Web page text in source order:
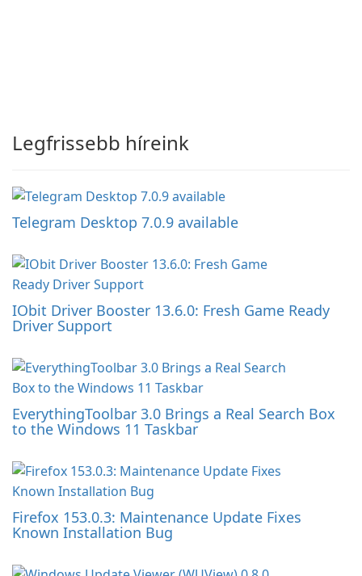
Legfrissebb híreink
Telegram Desktop 7.0.9 available
IObit Driver Booster 13.6.0: Fresh Game Ready
Driver Support
EverythingToolbar 3.0 Brings a Real Search Box
to the Windows 11 Taskbar
Firefox 153.0.3: Maintenance Update Fixes
Known Installation Bug